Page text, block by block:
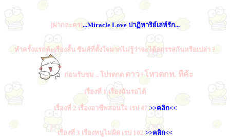
[ฝากละคร]...Miracle Love ปาฏิหาริย์เล่ห์รัก...
ทำครั้งแรกค้ะเรื่องสั้น ซิมส์ที่ตั้งใจมากไม่รู้ว่าจะได้อถรรสกันหรือเปล่า ?
ก่อนรับชม .. โปรดกด ดาว+โหวตกท. ทีค้ะ
เรื่องที่ 1 เรื่องฉันรอได้
เรื่องที่ 2 เรื่องอาชีพสอนใจ เรป 47 >>คลิก<<
เรื่องที่ 3 เรื่องหนูไม่ผิด เรป 102 >>คลิก<<